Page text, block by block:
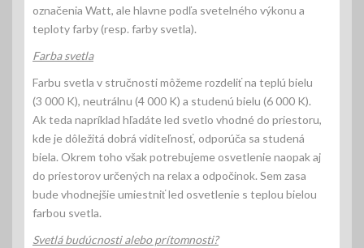
označenia Watt, ale hlavne podľa svetelného výkonu a
teploty farby (resp. farby svetla).
Farba svetla
Farbu svetla v stručnosti môžeme rozdeliť na teplú bielu
(3 000 K), neutrálnu (4 000 K) a studenú bielu (6 000 K).
Ak teda napríklad hľadáte led svetlo vhodné do priestoru,
kde je dôležitá dobrá viditeľnosť, odporúča sa studená
biela. Okrem toho však potrebujeme osvetlenie naopak aj
do priestorov určených na relax a odpočinok. Sem zasa
bude vhodnejšie umiestniť led osvetlenie s teplou bielou
farbou svetla.
Svetlá budúcnosti alebo prítomnosti?